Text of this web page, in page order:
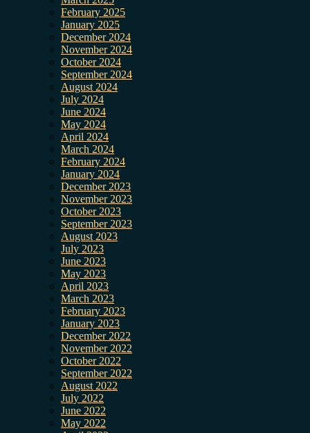
February 2025
January 2025
December 2024
November 2024
October 2024
September 2024
August 2024
July 2024
June 2024
May 2024
April 2024
March 2024
February 2024
January 2024
December 2023
November 2023
October 2023
September 2023
August 2023
July 2023
June 2023
May 2023
April 2023
March 2023
February 2023
January 2023
December 2022
November 2022
October 2022
September 2022
August 2022
July 2022
June 2022
May 2022